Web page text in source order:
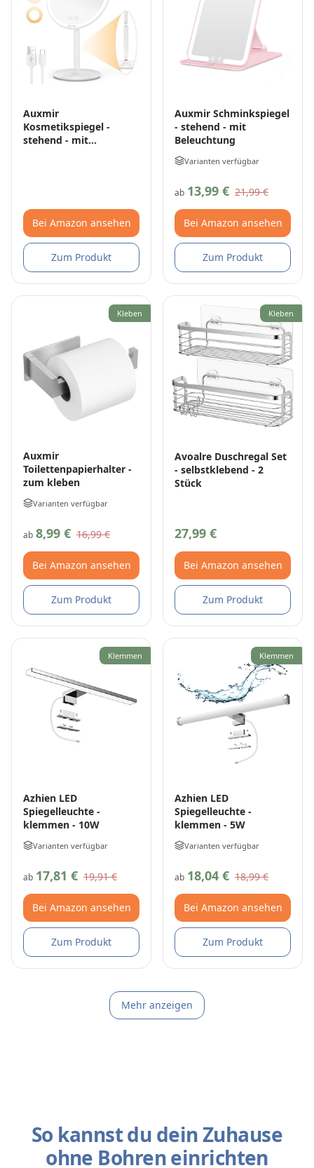
Auxmir
Kosmetikspiegel -
stehend - mit
Bei Amazon ansehen
Zum Produkt
Auxmir Schminkspiegel
- stehend - mit
Beleuchtung
Varianten verfügbar
ab 13,99 € 21,99 €
Bei Amazon ansehen
Zum Produkt
Kleben
Auxmir
Toilettenpapierhalter -
zum kleben
Varianten verfügbar
ab 8,99 € 16,99 €
Bei Amazon ansehen
Zum Produkt
Kleben
Avoalre Duschregal Set
- selbstklebend - 2
Stück
27,99 €
Bei Amazon ansehen
Zum Produkt
Klemmen
Azhien LED
Spiegelleuchte -
klemmen - 10W
Varianten verfügbar
ab 17,81 € 19,91 €
Bei Amazon ansehen
Zum Produkt
Klemmen
Azhien LED
Spiegelleuchte -
klemmen - 5W
Varianten verfügbar
ab 18,04 € 18,99 €
Bei Amazon ansehen
Zum Produkt
Mehr anzeigen
So kannst du dein Zuhause
ohne Bohren einrichten